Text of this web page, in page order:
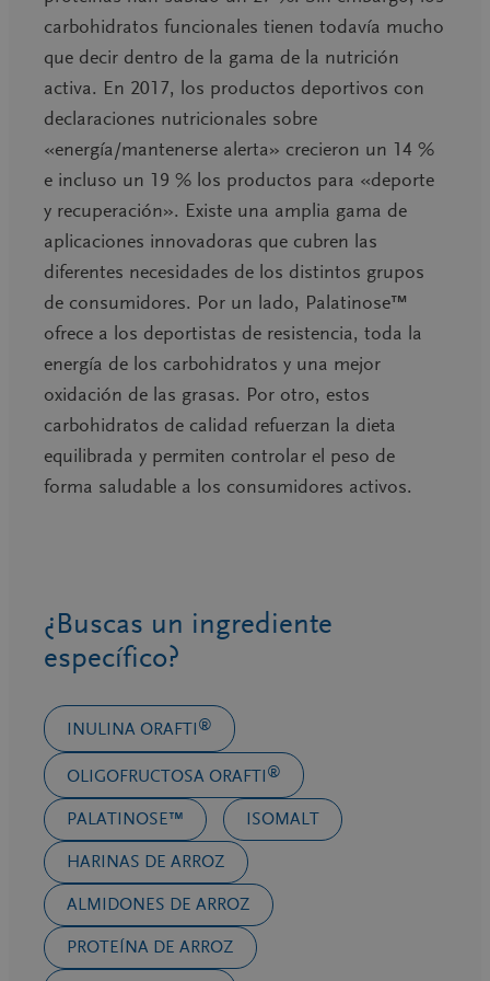
carbohidratos funcionales tienen todavía mucho
que decir dentro de la gama de la nutrición
activa. En 2017, los productos deportivos con
declaraciones nutricionales sobre
«energía/mantenerse alerta» crecieron un 14 %
e incluso un 19 % los productos para «deporte
y recuperación». Existe una amplia gama de
aplicaciones innovadoras que cubren las
diferentes necesidades de los distintos grupos
de consumidores. Por un lado, Palatinose™
ofrece a los deportistas de resistencia, toda la
energía de los carbohidratos y una mejor
oxidación de las grasas. Por otro, estos
carbohidratos de calidad refuerzan la dieta
equilibrada y permiten controlar el peso de
forma saludable a los consumidores activos.
¿Buscas un ingrediente
específico?
INULINA ORAFTI ®
OLIGOFRUCTOSA ORAFTI ®
PALATINOSE™ ISOMALT
HARINAS DE ARROZ
ALMIDONES DE ARROZ
PROTEÍNA DE ARROZ